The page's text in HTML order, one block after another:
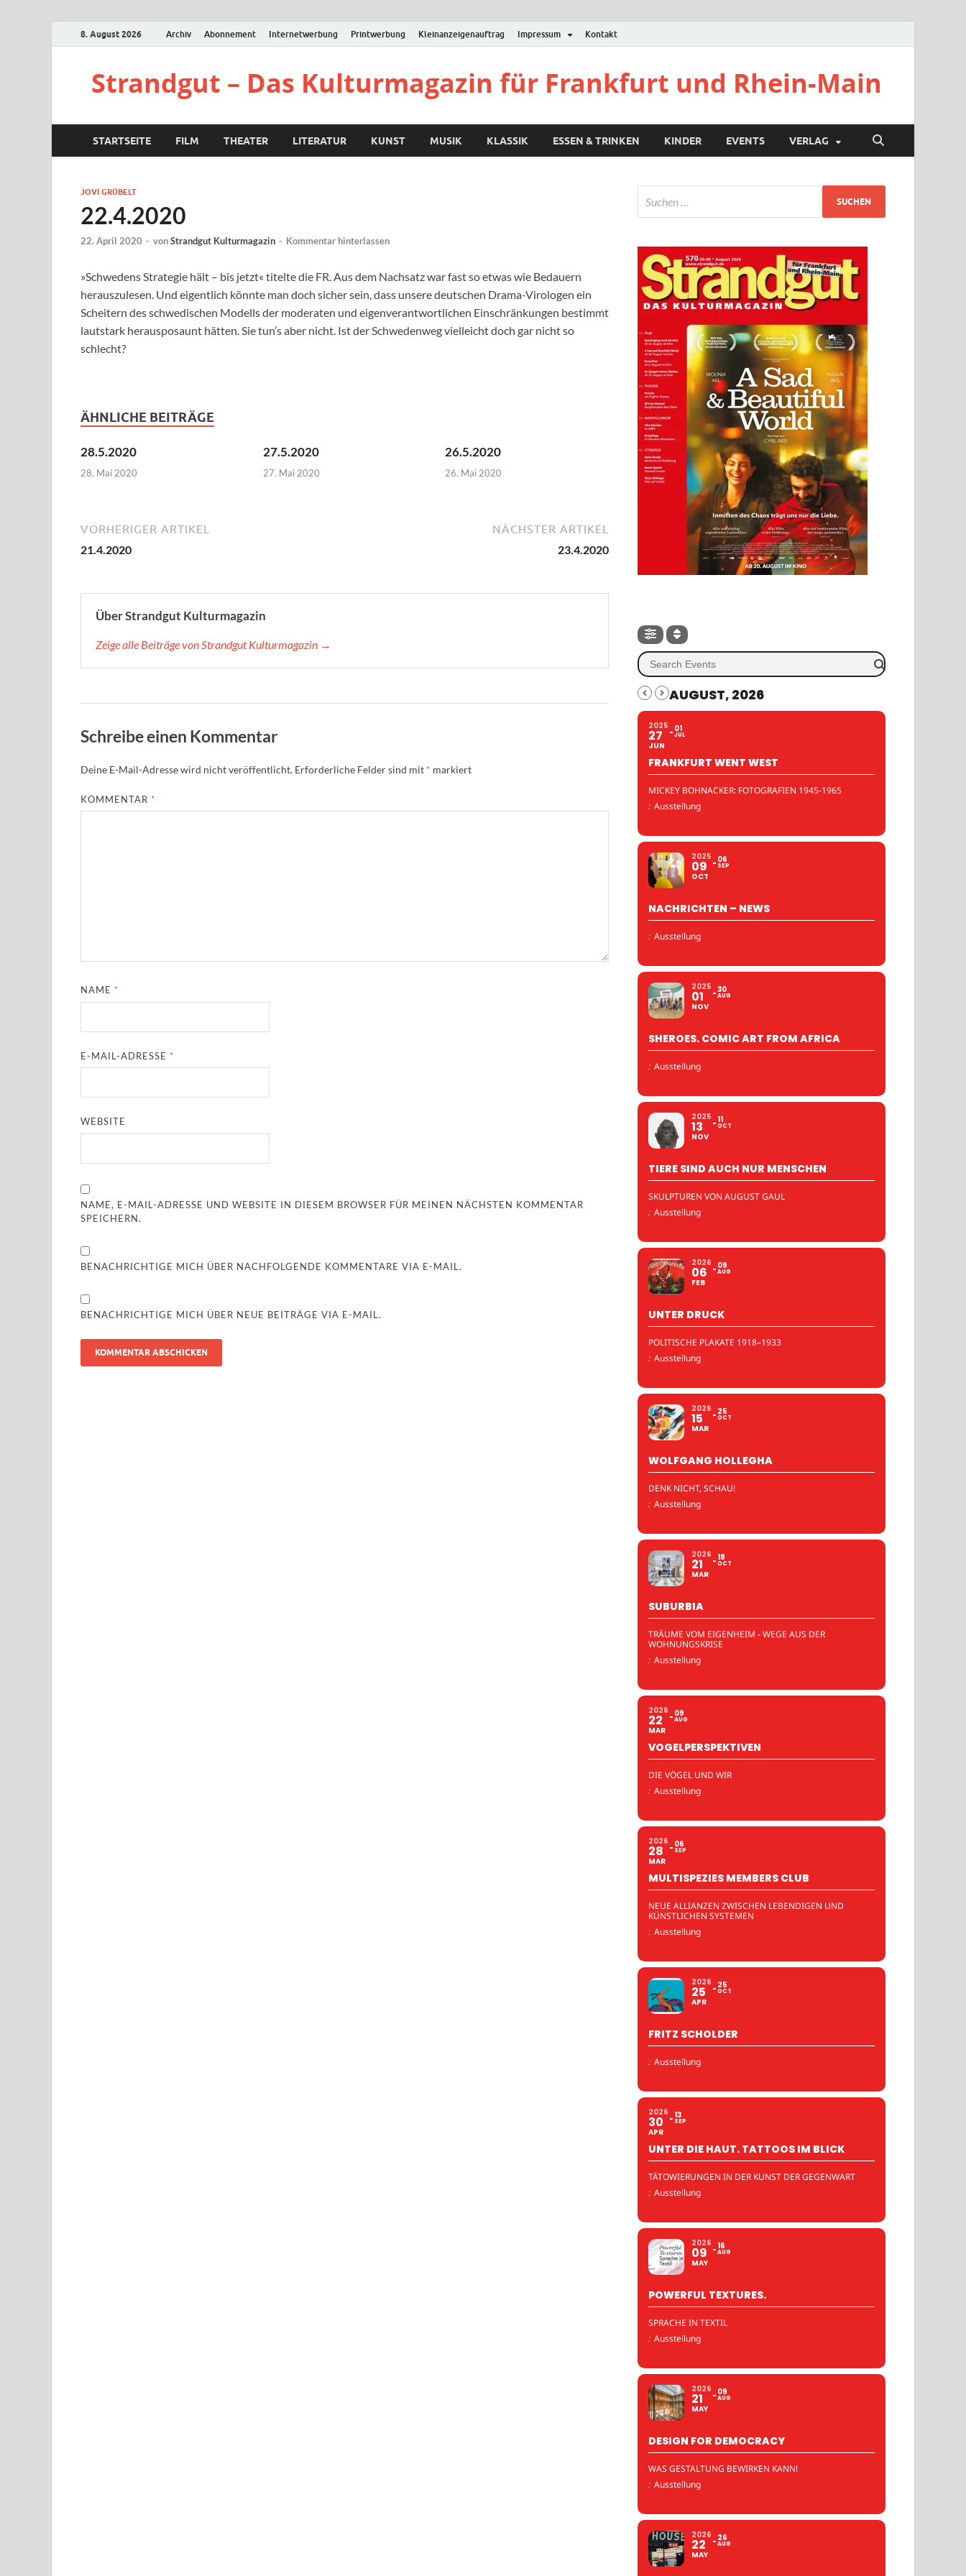
8. August 2026 Archiv Abonnement Internetwerbung Printwerbung Kleinanzeigenauftrag Impressum Kontakt
Strandgut – Das Kulturmagazin für Frankfurt und Rhein-Main
STARTSEITE FILM THEATER LITERATUR KUNST MUSIK KLASSIK ESSEN & TRINKEN KINDER EVENTS VERLAG
JOVI GRÜBELT
22.4.2020
22. April 2020 - vonStrandgut Kulturmagazin - Kommentar hinterlassen
»Schwedens Strategie hält – bis jetzt« titelte die FR. Aus dem Nachsatz war fast so etwas wie Bedauern
herauszulesen. Und eigentlich könnte man doch sicher sein, dass unsere deutschen Drama-Virologen ein
Scheitern des schwedischen Modells der moderaten und eigenverantwortlichen Einschränkungen bestimmt
lautstark herausposaunt hätten. Sie tun’s aber nicht. Ist der Schwedenweg vielleicht doch gar nicht so
schlecht?
ÄHNLICHE BEITRÄGE
28.5.2020
28. Mai 2020
27.5.2020
27. Mai 2020
26.5.2020
26. Mai 2020
VORHERIGER ARTIKEL
21.4.2020
NÄCHSTER ARTIKEL
23.4.2020
Über Strandgut Kulturmagazin
Zeige alle Beiträge von Strandgut Kulturmagazin →
Schreibe einen Kommentar
Deine E-Mail-Adresse wird nicht veröffentlicht. Erforderliche Felder sind mit * markiert
KOMMENTAR *
NAME *
E-MAIL-ADRESSE *
WEBSITE
NAME, E-MAIL-ADRESSE UND WEBSITE IN DIESEM BROWSER FÜR MEINEN NÄCHSTEN KOMMENTAR
SPEICHERN.
BENACHRICHTIGE MICH ÜBER NACHFOLGENDE KOMMENTARE VIA E-MAIL.
BENACHRICHTIGE MICH ÜBER NEUE BEITRÄGE VIA E-MAIL.
AUGUST, 2026
2025
27
JUN
01
JUL
FRANKFURT WENT WEST
MICKEY BOHNACKER: FOTOGRAFIEN 1945-1965
: Ausstellung
2025
09
OCT
06
SEP
NACHRICHTEN – NEWS
: Ausstellung
2025
01
NOV
30
AUG
SHEROES. COMIC ART FROM AFRICA
: Ausstellung
2025
13
NOV
11
OCT
TIERE SIND AUCH NUR MENSCHEN
SKULPTUREN VON AUGUST GAUL
: Ausstellung
2026
06
FEB
09
AUG
UNTER DRUCK
POLITISCHE PLAKATE 1918–1933
: Ausstellung
2026
15
MAR
25
OCT
WOLFGANG HOLLEGHA
DENK NICHT, SCHAU!
: Ausstellung
2026
21
MAR
18
OCT
SUBURBIA
TRÄUME VOM EIGENHEIM - WEGE AUS DER
WOHNUNGSKRISE
: Ausstellung
2026
22
MAR
09
AUG
VOGELPERSPEKTIVEN
DIE VÖGEL UND WIR
: Ausstellung
2026
28
MAR
06
SEP
MULTISPEZIES MEMBERS CLUB
NEUE ALLIANZEN ZWISCHEN LEBENDIGEN UND
KÜNSTLICHEN SYSTEMEN
: Ausstellung
2026
25
APR
25
OCT
FRITZ SCHOLDER
: Ausstellung
2026
30
APR
13
SEP
UNTER DIE HAUT. TATTOOS IM BLICK
TÄTOWIERUNGEN IN DER KUNST DER GEGENWART
: Ausstellung
2026
09
MAY
16
AUG
POWERFUL TEXTURES.
SPRACHE IN TEXTIL
: Ausstellung
2026
21
MAY
09
AUG
DESIGN FOR DEMOCRACY
WAS GESTALTUNG BEWIRKEN KANN!
: Ausstellung
2026
22
MAY
26
AUG